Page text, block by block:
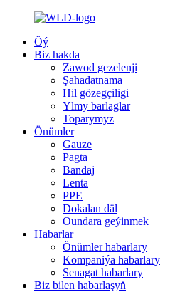
Öý
Biz hakda
Zawod gezelenji
Şahadatnama
Hil gözegçiligi
Ylmy barlaglar
Toparymyz
Önümler
Gauze
Pagta
Bandaj
Lenta
PPE
Dokalan däl
Oundara geýinmek
Habarlar
Önümler habarlary
Kompaniýa habarlary
Senagat habarlary
Biz bilen habarlaşyň